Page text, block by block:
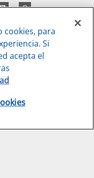
cookies, para
Si
acepta el